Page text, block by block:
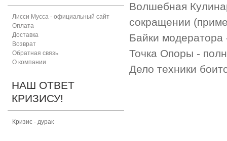
Волшебная
сокращении
Байки модератора
Точка Опоры -
Дело техники
Лисси Мусса - официальный сайт
Оплата
Доставка
Возврат
Обратная связь
О компании
НАШ ОТВЕТ
КРИЗИСУ!
Кризис - дурак